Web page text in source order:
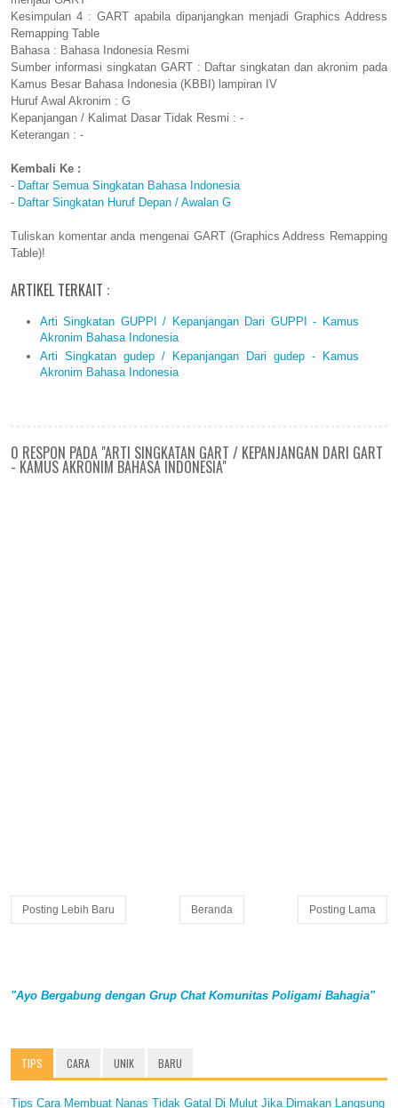
Kesimpulan 4 : GART apabila dipanjangkan menjadi Graphics Address
Remapping Table
Bahasa : Bahasa Indonesia Resmi
Sumber informasi singkatan GART : Daftar singkatan dan akronim pada
Kamus Besar Bahasa Indonesia (KBBI) lampiran IV
Huruf Awal Akronim : G
Kepanjangan / Kalimat Dasar Tidak Resmi : -
Keterangan : -
Kembali Ke :
- Daftar Semua Singkatan Bahasa Indonesia
- Daftar Singkatan Huruf Depan / Awalan G
Tuliskan komentar anda mengenai GART (Graphics Address Remapping
Table)!
ARTIKEL TERKAIT :
Arti Singkatan GUPPI / Kepanjangan Dari GUPPI - Kamus
Akronim Bahasa Indonesia
Arti Singkatan gudep / Kepanjangan Dari gudep - Kamus
Akronim Bahasa Indonesia
0 RESPON PADA "ARTI SINGKATAN GART / KEPANJANGAN DARI GART
- KAMUS AKRONIM BAHASA INDONESIA"
Posting Lebih Baru Posting Lama
Beranda
"Ayo Bergabung dengan Grup Chat Komunitas Poligami Bahagia"
TIPS CARA UNIK BARU
Tips Cara Membuat Nanas Tidak Gatal Di Mulut Jika Dimakan Langsung